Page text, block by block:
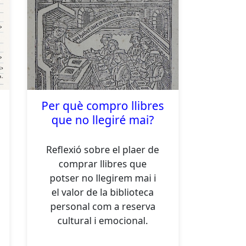
Per què compro llibres
que no llegiré mai?
Reflexió sobre el plaer de
comprar llibres que
potser no llegirem mai i
el valor de la biblioteca
personal com a reserva
cultural i emocional.